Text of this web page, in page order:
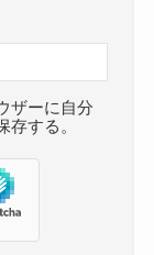
ザーに自分
する。